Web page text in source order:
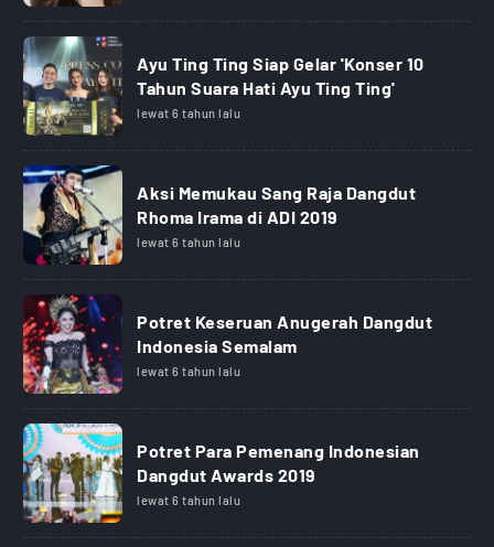
Ayu Ting Ting Siap Gelar 'Konser 10
Tahun Suara Hati Ayu Ting Ting'
lewat 6 tahun lalu
Aksi Memukau Sang Raja Dangdut
Rhoma Irama di ADI 2019
lewat 6 tahun lalu
Potret Keseruan Anugerah Dangdut
Indonesia Semalam
lewat 6 tahun lalu
Potret Para Pemenang Indonesian
Dangdut Awards 2019
lewat 6 tahun lalu